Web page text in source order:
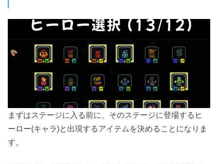
まずはステージに入る前に、そのステージに登場するヒ
ーロー(キャラ)と出現するアイテムを決めることになりま
す。